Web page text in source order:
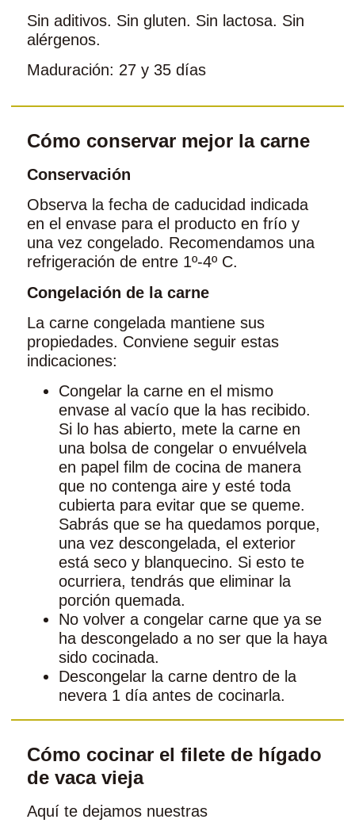
Sin aditivos. Sin gluten. Sin lactosa. Sin
alérgenos.
Maduración: 27 y 35 días
Cómo conservar mejor la carne
Conservación
Observa la fecha de caducidad indicada
en el envase para el producto en frío y
una vez congelado. Recomendamos una
refrigeración de entre 1º-4º C.
Congelación de la carne
La carne congelada mantiene sus
propiedades. Conviene seguir estas
indicaciones:
Congelar la carne en el mismo
envase al vacío que la has recibido.
Si lo has abierto, mete la carne en
una bolsa de congelar o envuélvela
en papel film de cocina de manera
que no contenga aire y esté toda
cubierta para evitar que se queme.
Sabrás que se ha quedamos porque,
una vez descongelada, el exterior
está seco y blanquecino. Si esto te
ocurriera, tendrás que eliminar la
porción quemada.
No volver a congelar carne que ya se
ha descongelado a no ser que la haya
sido cocinada.
Descongelar la carne dentro de la
nevera 1 día antes de cocinarla.
Cómo cocinar el filete de hígado
de vaca vieja
Aquí te dejamos nuestras